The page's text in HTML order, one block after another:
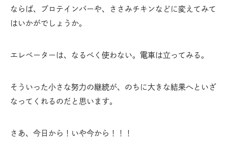
ならば、プロテインバーや、ささみチキンなどに変えてみて
はいかがでしょうか。
エレベーターは、なるべく使わない。電車は立ってみる。
そういった小さな努力の継続が、のちに大きな結果へといざ
なってくれるのだと思います。
さあ、今日から！いや今から！！！